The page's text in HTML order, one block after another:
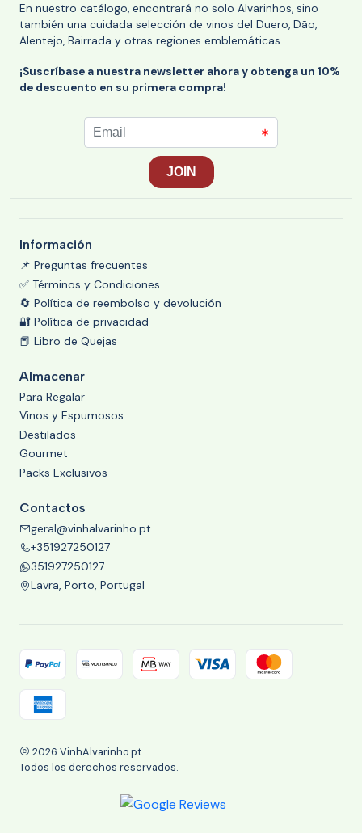
En nuestro catálogo, encontrará no solo Alvarinhos, sino
también una cuidada selección de vinos del Duero, Dão,
Alentejo, Bairrada y otras regiones emblemáticas.
¡Suscríbase a nuestra newsletter ahora y obtenga un 10%
de descuento en su primera compra!
Información
📌 Preguntas frecuentes
✅ Términos y Condiciones
🔄 Política de reembolso y devolución
🔐 Política de privacidad
📕 Libro de Quejas
Almacenar
Para Regalar
Vinos y Espumosos
Destilados
Gourmet
Packs Exclusivos
Contactos
geral@vinhalvarinho.pt
+351927250127
351927250127
Lavra, Porto, Portugal
2026 VinhAlvarinho.pt.
Todos los derechos reservados.